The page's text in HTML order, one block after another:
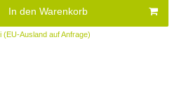
In den Warenkorb
(EU-Ausland auf Anfrage)